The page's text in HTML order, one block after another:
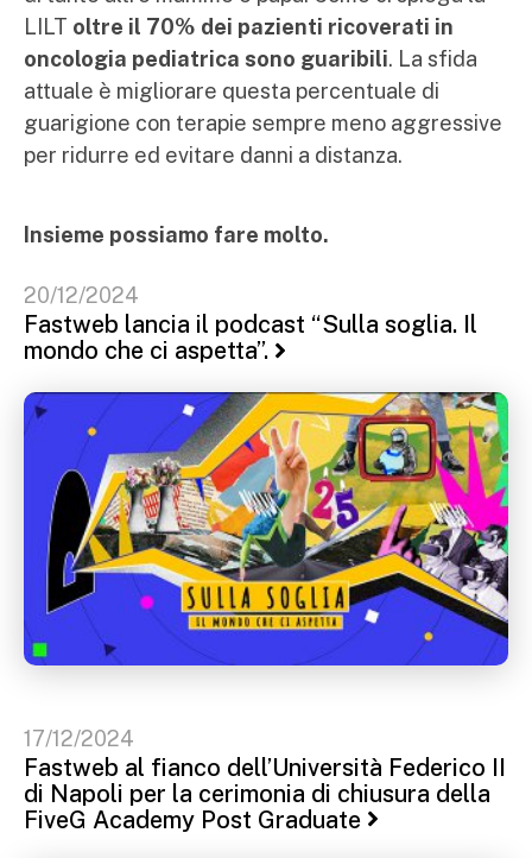
LILT oltre il 70% dei pazienti ricoverati in
oncologia pediatrica sono guaribili. La sfida
attuale è migliorare questa percentuale di
guarigione con terapie sempre meno aggressive
per ridurre ed evitare danni a distanza.
Insieme possiamo fare molto.
20/12/2024
Fastweb lancia il podcast “Sulla soglia. Il
mondo che ci aspetta”.
17/12/2024
Fastweb al fianco dell’Università Federico II
di Napoli per la cerimonia di chiusura della
FiveG Academy Post Graduate